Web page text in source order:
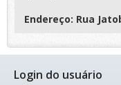
Endereço: Rua
Login do usuário